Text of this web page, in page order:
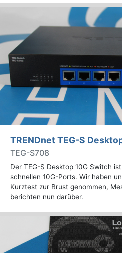
TRENDnet TEG-S
TEG-S708
Der TEG-S Desktop 10G Switch
schnellen 10G-Ports. Wir haben
Kurztest zur Brust genommen,
berichten nun darüber.